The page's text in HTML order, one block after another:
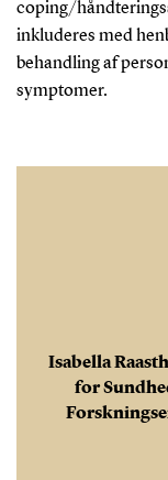
coping/
inkluderes med
behandling af
symptomer.
Isabella
for